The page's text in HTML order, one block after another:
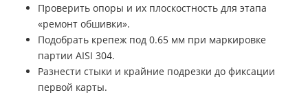
Проверить опоры и их плоскостность для этапа
«ремонт обшивки».
Подобрать крепеж под 0.65 мм при маркировке
партии AISI 304.
Разнести стыки и крайние подрезки до фиксации
первой карты.